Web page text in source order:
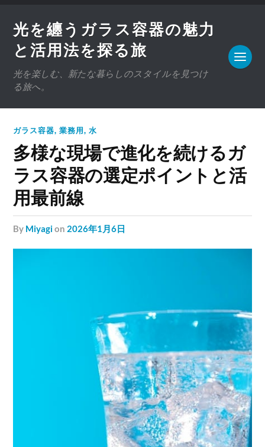
光を纏うガラス容器の魅力
と活用法を探る旅
光を楽しむ、新たな暮らしのスタイルを見つけ
る旅へ。
ガラス容器,業務用,水
多様な現場で進化を続けるガ
ラス容器の選定ポイントと活
用最前線
by Miyagion 2026年1月6日